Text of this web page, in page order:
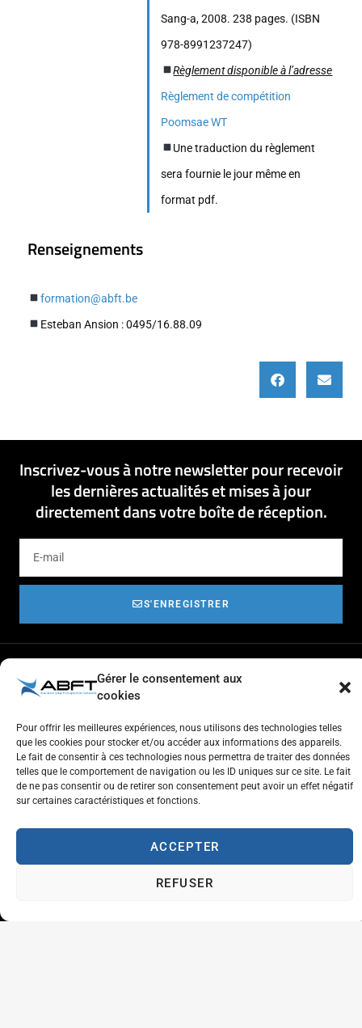
Gérer le consentement aux
cookies
Pour offrir les meilleures expériences, nous utilisons des technologies telles
que les cookies pour stocker et/ou accéder aux informations des appareils.
Le fait de consentir à ces technologies nous permettra de traiter des données
telles que le comportement de navigation ou les ID uniques sur ce site. Le fait
de ne pas consentir ou de retirer son consentement peut avoir un effet négatif
sur certaines caractéristiques et fonctions.
ACCEPTER
REFUSER
Sang-a, 2008. 238 pages. (ISBN
978-8991237247)
Règlement disponible à l’adresse
Règlement de compétition
Poomsae WT
Une traduction du règlement
sera fournie le jour même en
format pdf.
Renseignements
formation@abft.be
Esteban Ansion : 0495/16.88.09
Inscrivez-vous à notre newsletter pour recevoir
les dernières actualités et mises à jour
directement dans votre boîte de réception.
S'ENREGISTRER
Respect de l'autre et estime de soi
Tolérance et générosité
Courtoisie et coopération
Aventure
Plaisir
Travailler à l'ABFT
Initiateur en Taekwondo